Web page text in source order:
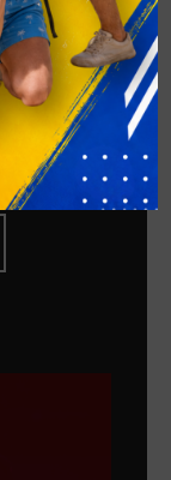
9€
/Pers